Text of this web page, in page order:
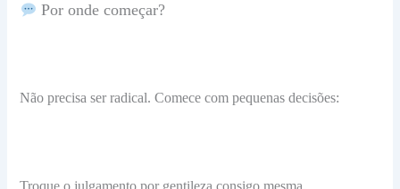
Por onde começar?
Não precisa ser radical. Comece com pequenas decisões:
Troque o julgamento por gentileza consigo mesma.